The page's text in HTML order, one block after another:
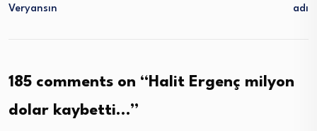
Veryansın
Adı
185 comments on “ Halit Ergenç milyon
dolar kaybetti…”